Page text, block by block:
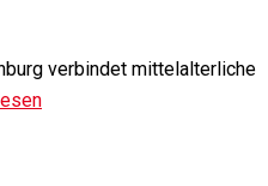
verbindet mittelalterliche